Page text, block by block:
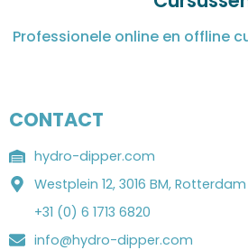
Professionele online en offline
CONTACT
hydro-dipper.com
Westplein 12, 3016 BM, Rotterdam
+31 (0) 6 1713 6820
info@hydro-dipper.com